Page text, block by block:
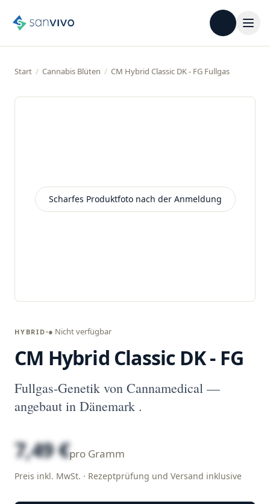
Start / Cannabis Blüten / CM Hybrid Classic DK - FG Fullgas
Scharfes Produktfoto nach der Anmeldung
HYBRID ● Nicht verfügbar
CM Hybrid Classic DK - FG
Fullgas-Genetik von Cannamedical —
angebaut in Dänemark .
7,49 €pro Gramm
Preis inkl. MwSt. · Rezeptprüfung und Versand inklusive